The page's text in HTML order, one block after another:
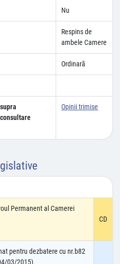
Nu
Respins de
ambele Camere
Ordinară
Opinii trimise
Permanent al Camerei
CD
pentru dezbatere cu nr.b82
03/2015)